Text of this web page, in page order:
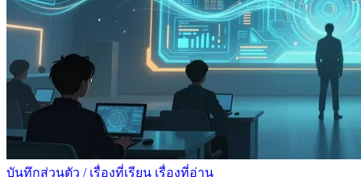
บันทึกส่วนตัว / เรื่องที่เรียน เรื่องที่อ่าน